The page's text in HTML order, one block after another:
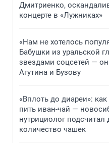
Дмитриенко,
концерте в «Лужниках»
«Нам не хотелось
Бабушки из уральской
звездами соцсетей —
Агутина и Бузову
«Вплоть до диареи»:
пить иван-чай —
нутрициолог подсчитал
количество чашек